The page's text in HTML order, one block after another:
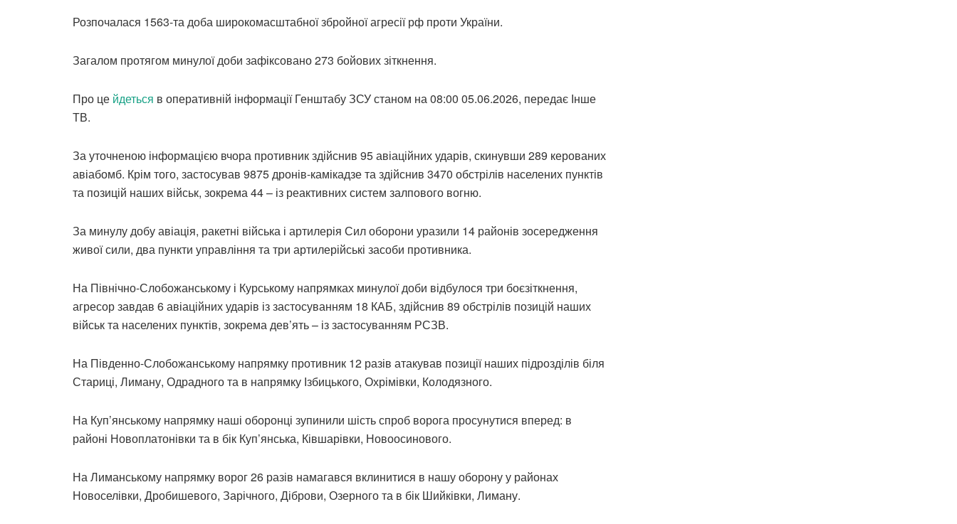
Розпочалася 1563-та доба широкомасштабної збройної агресії рф проти України.
Загалом протягом минулої доби зафіксовано 273 бойових зіткнення.
Про це йдеться в оперативній інформації Генштабу ЗСУ станом на 08:00 05.06.2026, передає Інше
ТВ.
За уточненою інформацією вчора противник здійснив 95 авіаційних ударів, скинувши 289 керованих
авіабомб. Крім того, застосував 9875 дронів-камікадзе та здійснив 3470 обстрілів населених пунктів
та позицій наших військ, зокрема 44 – із реактивних систем залпового вогню.
За минулу добу авіація, ракетні війська і артилерія Сил оборони уразили 14 районів зосередження
живої сили, два пункти управління та три артилерійські засоби противника.
На Північно-Слобожанському і Курському напрямках минулої доби відбулося три боєзіткнення,
агресор завдав 6 авіаційних ударів із застосуванням 18 КАБ, здійснив 89 обстрілів позицій наших
військ та населених пунктів, зокрема дев’ять – із застосуванням РСЗВ.
На Південно-Слобожанському напрямку противник 12 разів атакував позиції наших підрозділів біля
Стариці, Лиману, Одрадного та в напрямку Ізбицького, Охрімівки, Колодязного.
На Куп’янському напрямку наші оборонці зупинили шість спроб ворога просунутися вперед: в
районі Новоплатонівки та в бік Куп’янська, Ківшарівки, Новоосинового.
На Лиманському напрямку ворог 26 разів намагався вклинитися в нашу оборону у районах
Новоселівки, Дробишевого, Зарічного, Діброви, Озерного та в бік Шийківки, Лиману.